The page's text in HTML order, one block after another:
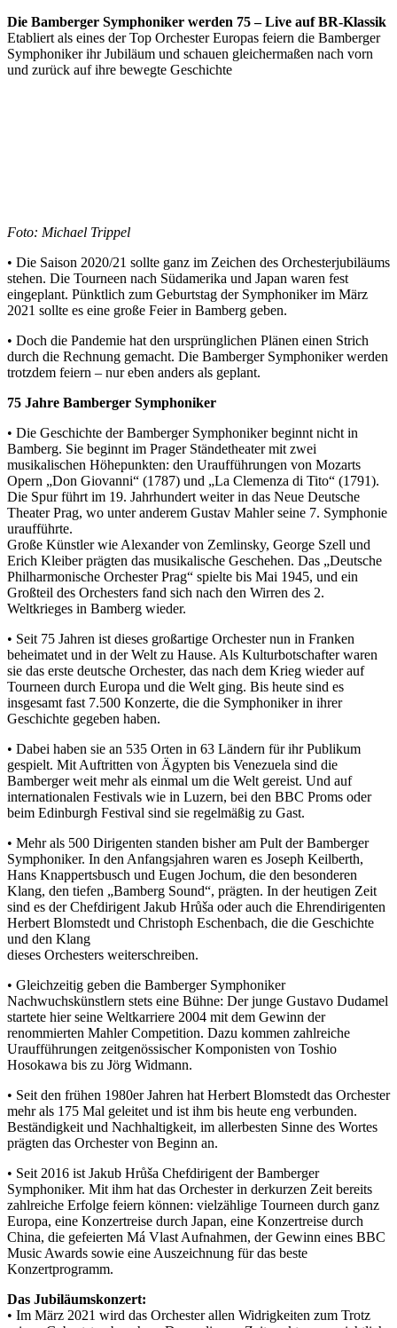
Die Bamberger Symphoniker werden 75 – Live auf BR-Klassik
Etabliert als eines der Top Orchester Europas feiern die Bamberger
Symphoniker ihr Jubiläum und schauen gleichermaßen nach vorn
und zurück auf ihre bewegte Geschichte
Foto: Michael Trippel
• Die Saison 2020/21 sollte ganz im Zeichen des Orchesterjubiläums
stehen. Die Tourneen nach Südamerika und Japan waren fest
eingeplant. Pünktlich zum Geburtstag der Symphoniker im März
2021 sollte es eine große Feier in Bamberg geben.
• Doch die Pandemie hat den ursprünglichen Plänen einen Strich
durch die Rechnung gemacht. Die Bamberger Symphoniker werden
trotzdem feiern – nur eben anders als geplant.
75 Jahre Bamberger Symphoniker
• Die Geschichte der Bamberger Symphoniker beginnt nicht in
Bamberg. Sie beginnt im Prager Ständetheater mit zwei
musikalischen Höhepunkten: den Uraufführungen von Mozarts
Opern „Don Giovanni“ (1787) und „La Clemenza di Tito“ (1791).
Die Spur führt im 19. Jahrhundert weiter in das Neue Deutsche
Theater Prag, wo unter anderem Gustav Mahler seine 7. Symphonie
uraufführte.
Große Künstler wie Alexander von Zemlinsky, George Szell und
Erich Kleiber prägten das musikalische Geschehen. Das „Deutsche
Philharmonische Orchester Prag“ spielte bis Mai 1945, und ein
Großteil des Orchesters fand sich nach den Wirren des 2.
Weltkrieges in Bamberg wieder.
• Seit 75 Jahren ist dieses großartige Orchester nun in Franken
beheimatet und in der Welt zu Hause. Als Kulturbotschafter waren
sie das erste deutsche Orchester, das nach dem Krieg wieder auf
Tourneen durch Europa und die Welt ging. Bis heute sind es
insgesamt fast 7.500 Konzerte, die die Symphoniker in ihrer
Geschichte gegeben haben.
• Dabei haben sie an 535 Orten in 63 Ländern für ihr Publikum
gespielt. Mit Auftritten von Ägypten bis Venezuela sind die
Bamberger weit mehr als einmal um die Welt gereist. Und auf
internationalen Festivals wie in Luzern, bei den BBC Proms oder
beim Edinburgh Festival sind sie regelmäßig zu Gast.
• Mehr als 500 Dirigenten standen bisher am Pult der Bamberger
Symphoniker. In den Anfangsjahren waren es Joseph Keilberth,
Hans Knappertsbusch und Eugen Jochum, die den besonderen
Klang, den tiefen „Bamberg Sound“, prägten. In der heutigen Zeit
sind es der Chefdirigent Jakub Hrůša oder auch die Ehrendirigenten
Herbert Blomstedt und Christoph Eschenbach, die die Geschichte
und den Klang
dieses Orchesters weiterschreiben.
• Gleichzeitig geben die Bamberger Symphoniker
Nachwuchskünstlern stets eine Bühne: Der junge Gustavo Dudamel
startete hier seine Weltkarriere 2004 mit dem Gewinn der
renommierten Mahler Competition. Dazu kommen zahlreiche
Uraufführungen zeitgenössischer Komponisten von Toshio
Hosokawa bis zu Jörg Widmann.
• Seit den frühen 1980er Jahren hat Herbert Blomstedt das Orchester
mehr als 175 Mal geleitet und ist ihm bis heute eng verbunden.
Beständigkeit und Nachhaltigkeit, im allerbesten Sinne des Wortes
prägten das Orchester von Beginn an.
• Seit 2016 ist Jakub Hrůša Chefdirigent der Bamberger
Symphoniker. Mit ihm hat das Orchester in derkurzen Zeit bereits
zahlreiche Erfolge feiern können: vielzählige Tourneen durch ganz
Europa, eine Konzertreise durch Japan, eine Konzertreise durch
China, die gefeierten Má Vlast Aufnahmen, der Gewinn eines BBC
Music Awards sowie eine Auszeichnung für das beste
Konzertprogramm.
Das Jubiläumskonzert:
• Im März 2021 wird das Orchester allen Widrigkeiten zum Trotz